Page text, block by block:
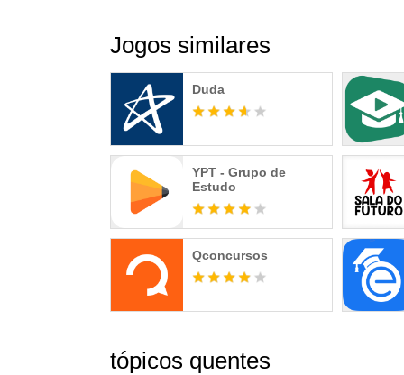
do Google Play pelo menos 24 horas antes
Google Play será cobrada quando a
período de teste gratuito, o restante do seu
confirmada.
Termos de serviço: https://usespeak.com/tos
Política de privacidade: https://usespeak.com/
Jogos similares
Duda
YPT - Grupo de
Estudo
Qconcursos
tópicos quentes